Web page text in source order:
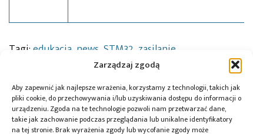
Zarządzaj zgodą
Aby zapewnić jak najlepsze wrażenia, korzystamy z technologii, takich jak
pliki cookie, do przechowywania i/lub uzyskiwania dostępu do informacji o
urządzeniu. Zgoda na te technologie pozwoli nam przetwarzać dane,
takie jak zachowanie podczas przeglądania lub unikalne identyfikatory
na tej stronie. Brak wyrażenia zgody lub wycofanie zgody może
Tagi:edukacja news STM32 zasilanie
Przeczytaj również: